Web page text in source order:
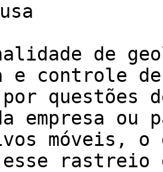
de
controle de
questões
empresa ou
móveis, o
rastreio